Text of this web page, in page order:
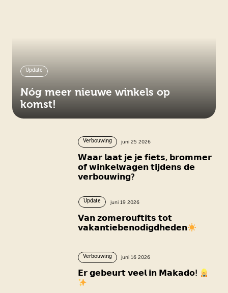
Update
Nóg meer nieuwe winkels op
komst!
Verbouwing juni 25 2026
𝗪𝗮𝗮𝗿 𝗹𝗮𝗮𝘁 𝗷𝗲 𝗷𝗲 𝗳𝗶𝗲𝘁𝘀, 𝗯𝗿𝗼𝗺𝗺𝗲𝗿
𝗼𝗳 𝘄𝗶𝗻𝗸𝗲𝗹𝘄𝗮𝗴𝗲𝗻 𝘁𝗶𝗷𝗱𝗲𝗻𝘀 𝗱𝗲
𝘃𝗲𝗿𝗯𝗼𝘂𝘄𝗶𝗻𝗴?
Update juni 19 2026
𝗩𝗮𝗻 𝘇𝗼𝗺𝗲𝗿𝗼𝘂𝗳𝘁𝗶𝘁𝘀 𝘁𝗼𝘁
𝘃𝗮𝗸𝗮𝗻𝘁𝗶𝗲𝗯𝗲𝗻𝗼𝗱𝗶𝗴𝗱𝗵𝗲𝗱𝗲𝗻
Verbouwing juni 16 2026
𝗘𝗿 𝗴𝗲𝗯𝗲𝘂𝗿𝘁 𝘃𝗲𝗲𝗹 𝗶𝗻 𝗠𝗮𝗸𝗮𝗱𝗼!